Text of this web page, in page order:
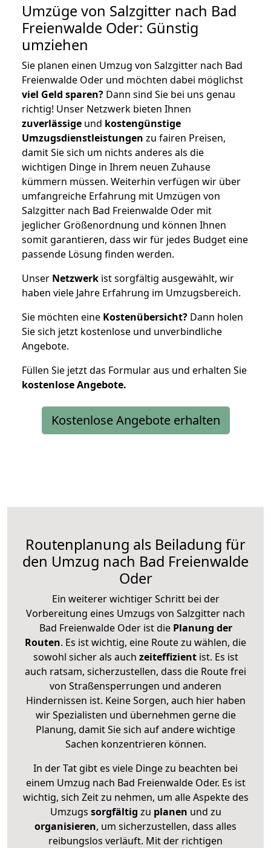
Umzüge von Salzgitter nach Bad
Freienwalde Oder: Günstig
umziehen
Sie planen einen Umzug von Salzgitter nach Bad
Freienwalde Oder und möchten dabei möglichst
viel Geld sparen? Dann sind Sie bei uns genau
richtig! Unser Netzwerk bieten Ihnen
zuverlässige und kostengünstige
Umzugsdienstleistungen zu fairen Preisen,
damit Sie sich um nichts anderes als die
wichtigen Dinge in Ihrem neuen Zuhause
kümmern müssen. Weiterhin verfügen wir über
umfangreiche Erfahrung mit Umzügen von
Salzgitter nach Bad Freienwalde Oder mit
jeglicher Größenordnung und können Ihnen
somit garantieren, dass wir für jedes Budget eine
passende Lösung finden werden.
Unser Netzwerk ist sorgfältig ausgewählt, wir
haben viele Jahre Erfahrung im Umzugsbereich.
Sie möchten eine Kostenübersicht? Dann holen
Sie sich jetzt kostenlose und unverbindliche
Angebote.
Füllen Sie jetzt das Formular aus und erhalten Sie
kostenloseAngebote.
Kostenlose Angebote erhalten
Routenplanung als Beiladung für
den Umzug nach Bad Freienwalde
Oder
Ein weiterer wichtiger Schritt bei der
Vorbereitung eines Umzugs von Salzgitter nach
Bad Freienwalde Oder ist diePlanung der
Routen. Es ist wichtig, eine Route zu wählen, die
sowohl sicher als auch zeiteffizientist. Es ist
auch ratsam, sicherzustellen, dass die Route frei
von Straßensperrungen und anderen
Hindernissen ist. Keine Sorgen, auch hier haben
wir Spezialisten und übernehmen gerne die
Planung, damit Sie sich auf andere wichtige
Sachen konzentrieren können.
In der Tat gibt es viele Dinge zu beachten bei
einem Umzug nach Bad Freienwalde Oder. Es ist
wichtig, sich Zeit zu nehmen, um alle Aspekte des
Umzugs sorgfältig zu planen und zu
organisieren, um sicherzustellen, dass alles
reibungslos verläuft. Mit der richtigen